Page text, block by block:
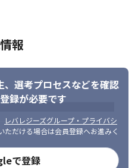
報
選考プロセスなどを確認
録が必要です
レバレジーズグループ・プライバシ
ただける場合は会員登録へお進みく
で登録